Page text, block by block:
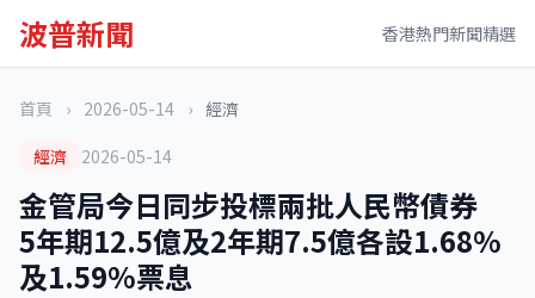
波普新聞 香港熱門新聞精選
首頁 › 2026-05-14 › 經濟
經濟
2026-05-14
金管局今日同步投標兩批人民幣債券
5年期12.5億及2年期7.5億各設1.68%
及1.59%票息